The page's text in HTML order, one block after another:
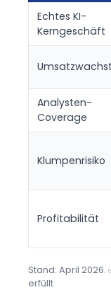
Echtes KI-
Kerngeschäft
Analysten-
Coverage
Klumpenrisiko
Profitabilität
Stand: April 2026.
erfüllt